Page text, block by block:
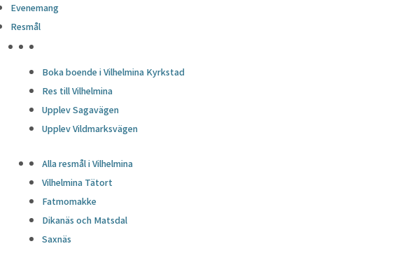
Evenemang
Resmål
Boka boende i Vilhelmina Kyrkstad
Res till Vilhelmina
Upplev Sagavägen
Upplev Vildmarksvägen
Alla resmål i Vilhelmina
Vilhelmina Tätort
Fatmomakke
Dikanäs och Matsdal
Saxnäs